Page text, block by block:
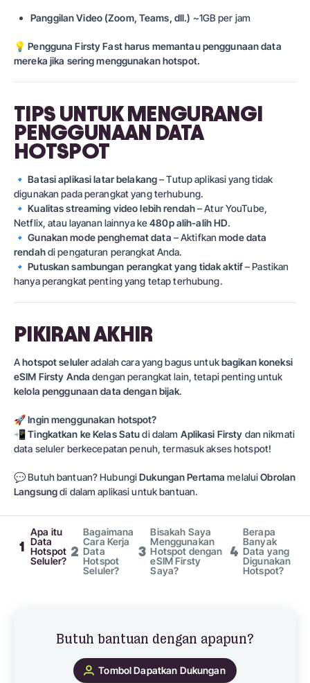
Panggilan Video (Zoom, Teams, dll.) ~1GB per jam
💡 Pengguna Firsty Fast harus memantau penggunaan data
mereka jika sering menggunakan hotspot.
TIPS UNTUK MENGURANGI
PENGGUNAAN DATA
HOTSPOT
🔹 Batasi aplikasi latar belakang– Tutup aplikasi yang tidak
digunakan pada perangkat yang terhubung.
🔹 Kualitas streaming video lebih rendah– Atur YouTube,
Netflix, atau layanan lainnya ke480p alih-alih HD.
🔹 Gunakan mode penghemat data – Aktifkanmode data
rendahdi pengaturan perangkat Anda.
🔹 Putuskan sambungan perangkat yang tidak aktif– Pastikan
hanya perangkat penting yang tetap terhubung.
PIKIRAN AKHIR
Ahotspot seluleradalah cara yang bagus untukbagikan koneksi
eSIM Firsty Anda dengan perangkat lain, tetapi penting untuk
kelola penggunaan data dengan bijak.
🚀Ingin menggunakan hotspot?
📲 Tingkatkan keKelas Satudi dalam Aplikasi Firsty dan nikmati
data seluler berkecepatan penuh, termasuk akses hotspot!
💬Butuh bantuan? HubungiDukungan Pertama melaluiObrolan
Langsungdi dalam aplikasi untuk bantuan.
1
Apa itu
Data
Hotspot
Seluler?
2
Bagaimana
Cara Kerja
Data
Hotspot
Seluler?
3
Bisakah Saya
Menggunakan
Hotspot dengan
eSIM Firsty
Saya?
4
Berapa
Banyak
Data yang
Digunakan
Hotspot?
Butuh bantuan dengan apapun?
Tombol Dapatkan Dukungan